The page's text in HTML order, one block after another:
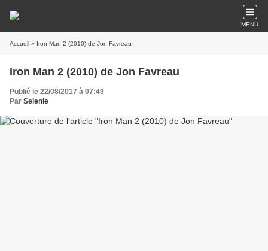
MENU
Accueil » Iron Man 2 (2010) de Jon Favreau
Iron Man 2 (2010) de Jon Favreau
Publié le 22/08/2017 à 07:49
Par Selenie